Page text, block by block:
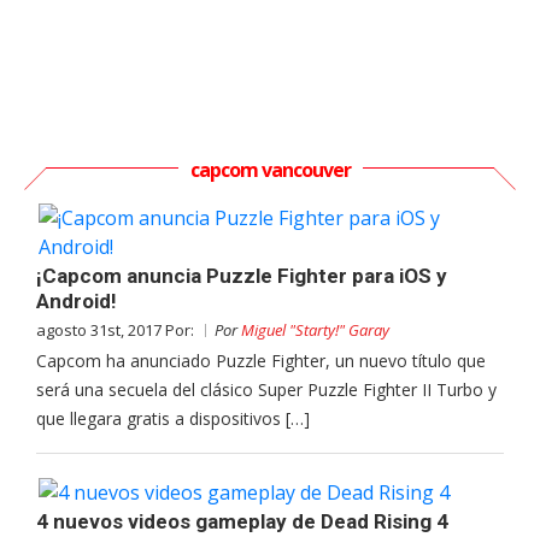
capcom vancouver
¡Capcom anuncia Puzzle Fighter para iOS y
Android!
agosto 31st, 2017 Por: PorMiguel "Starty!" Garay
Capcom ha anunciado Puzzle Fighter, un nuevo título que
será una secuela del clásico Super Puzzle Fighter II Turbo y
que llegara gratis a dispositivos […]
4 nuevos videos gameplay de Dead Rising 4